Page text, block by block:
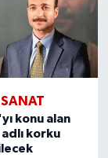
SANAT
konu alan
korku